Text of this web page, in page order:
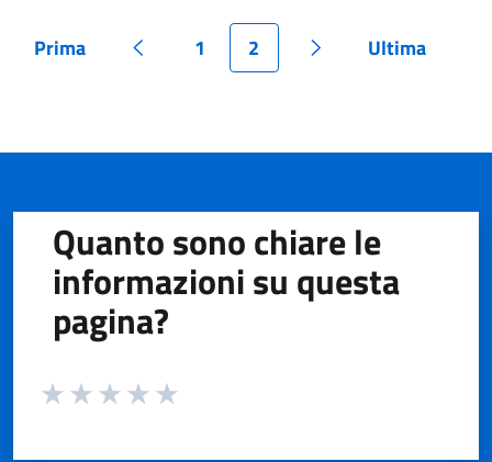
Pagina
Prima Pagina precedente
Pagina
1 Pagina
2 Pagina successiva
Pagina
Ultima
Quanto sono chiare le
informazioni su questa
pagina?
Valuta da 1 a 5 stelle la pagina